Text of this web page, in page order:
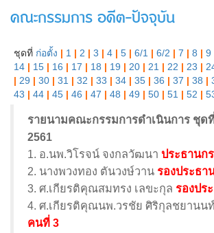
คณะกรรมการ อดีต-ปัจจุบัน
ชุดที่ ก่อตั้ง | 1 | 2 | 3 | 4 | 5 | 6/1 | 6/2 | 7 | 8 | 9
14 | 15 | 16 | 17 | 18 | 19 | 20 | 21 | 22 | 23 |
| 29 | 30 | 31 | 32 | 33 | 34 | 35 | 36 | 37 | 38 |
43 | 44 | 45 | 46 | 47 | 48 | 49 | 50 | 51 | 52 |
รายนามคณะกรรมการดำเนินการ ชุด
2561
1. อ.นพ.วิโรจน์ จงกลวัฒนา ประธานก
2. นางพวงทอง ตันวงษ์วาน รองประธา
3. ศ.เกียรติคุณสมทรง เลขะกุล รองปร
4. ศ.เกียรติคุณนพ.วรชัย ศิริกุลชยานนท์
คนที่ 3